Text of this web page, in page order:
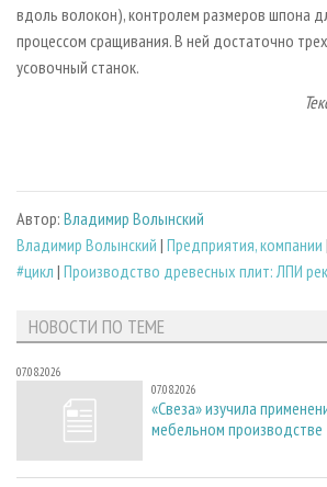
вдоль волокон), контролем размеров шпона
процессом сращивания. В ней достаточно
усовочный станок.
Автор: Владимир Волынский
Владимир Волынский | Предприятия, компании |
#цикл | Производство древесных плит: ЛПИ
НОВОСТИ ПО ТЕМЕ
07.08.2026
07.08.2026
«Свеза» изучила
мебельном производстве